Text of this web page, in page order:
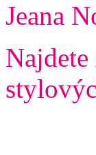
Jeana